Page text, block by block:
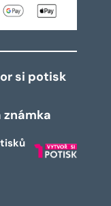
si potisk
známka